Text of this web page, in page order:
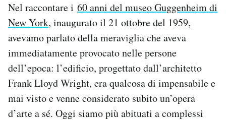
SHOP
CALENDARIO
AREA PERSONALE
Area Personale
Nel raccontare i 60 anni del museo Guggenheim di
New York, inaugurato il 21 ottobre del 1959,
avevamo parlato della meraviglia che aveva
immediatamente provocato nelle persone
dell’epoca: l’edificio, progettato dall’architetto
Frank Lloyd Wright, era qualcosa di impensabile e
mai visto e venne considerato subito un’opera
d’arte a sé. Oggi siamo più abituati a complessi